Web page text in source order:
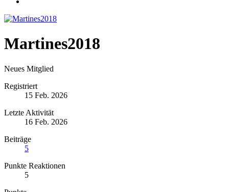
Martines2018
Neues Mitglied
Registriert
15 Feb. 2026
Letzte Aktivität
16 Feb. 2026
Beiträge
5
Punkte Reaktionen
5